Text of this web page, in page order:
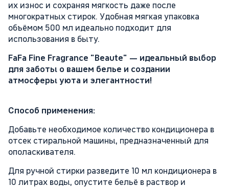
их износ и сохраняя мягкость даже после
многократных стирок. Удобная мягкая упаковка
объёмом 500 мл идеально подходит для
использования в быту.
FaFa Fine Fragrance "Beaute" — идеальный выбор
для заботы о вашем белье и создании
атмосферы уюта и элегантности!
Способ применения:
Добавьте необходимое количество кондиционера в
отсек стиральной машины, предназначенный для
ополаскивателя.
Для ручной стирки разведите 10 мл кондиционера в
10 литрах воды, опустите бельё в раствор и